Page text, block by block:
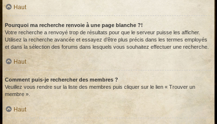
Haut
Pourquoi ma recherche renvoie à une page blanche ?!
Votre recherche a renvoyé trop de résultats pour que le serveur puisse les afficher.
Utilisez la recherche avancée et essayez d’être plus précis dans les termes employés
et dans la sélection des forums dans lesquels vous souhaitez effectuer une recherche.
Haut
Comment puis-je rechercher des membres ?
Veuillez vous rendre sur la liste des membres puis cliquer sur le lien « Trouver un
membre ».
Haut